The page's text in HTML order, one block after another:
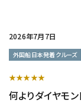
2026年7月7日
外国船日本発着クルーズ
★★★★★
何よりダイヤモ